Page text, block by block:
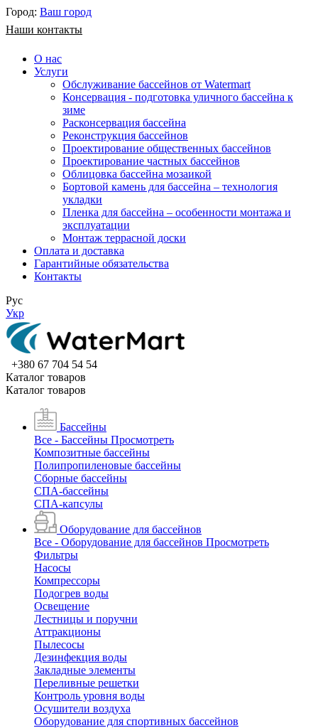
Город: Ваш город
Наши контакты
О нас
Услуги
Обслуживание бассейнов от Watermart
Консервация - подготовка уличного бассейна к
зиме
Расконсервация бассейна
Реконструкция бассейнов
Проектирование общественных бассейнов
Проектирование частных бассейнов
​Облицовка бассейна мозаикой
Бортовой камень для бассейна – технология
укладки
Пленка для бассейна – особенности монтажа и
эксплуатации
Монтаж террасной доски
Оплата и доставка
Гарантийные обязательства
Контакты
Рус
Укр
+380 67 704 54 54
Каталог товаров
Каталог товаров
Бассейны
Все - Бассейны Просмотреть
Композитные бассейны
Полипропиленовые бассейны
Сборные бассейны
СПА-бассейны
СПА-капсулы
Оборудование для бассейнов
Все - Оборудование для бассейнов Просмотреть
Фильтры
Насосы
Компрессоры
Подогрев воды
Освещение
Лестницы и поручни
Аттракционы
Пылесосы
Дезинфекция воды
Закладные элементы
Переливные решетки
Контроль уровня воды
Осушители воздуха
Оборудование для спортивных бассейнов